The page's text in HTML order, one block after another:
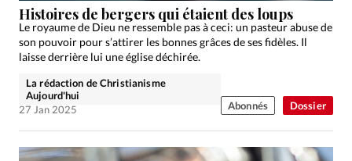
RUBRIQUES
Tous les articles
Actualité chrétienne
Actualité internationale
Chronique
Culture
Opinions
Relations Aujourd'hui
Société
Tour du monde des Eglises
Trait d'Ixène
Dossier
Histoires de bergers qui étaient des loups
Le royaume de Dieu ne ressemble pas à ceci: un pasteur abuse de
son pouvoir pour s’attirer les bonnes grâces de ses fidèles. Il
laisse derrière lui une église déchirée.
La rédaction de Christianisme
Aujourd'hui
27 Jan 2025
Abonnés